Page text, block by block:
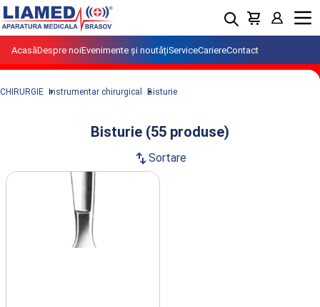
AcasăDespre noiEvenimente și noutățiServiceCariereContact
Menu
CHIRURGIE Instrumentar chirurgical Bisturie
Bisturie (55 produse)
swap_vertSortare
Produse din clasa Bisturie importate si
distribuite de LIAMED.